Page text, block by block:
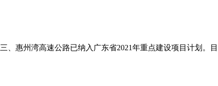
三、惠州湾高速公路已纳入广东省2021年重点建设项目计划。目